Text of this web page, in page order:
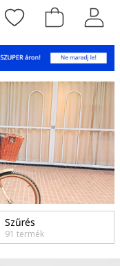
Szűrés
91 termék